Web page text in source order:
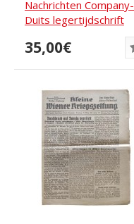
Nachrichten Company-
Duits legertijdschrift
35,00€